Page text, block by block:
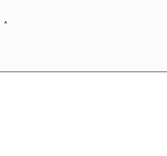
*